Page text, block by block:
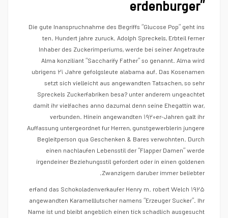
erdenburger”
Die gute Inanspruchnahme des Begriffs “Glucose Pop” geht ins
ten. Hundert jahre zuruck. Adolph Spreckels, Erbteil ferner
Inhaber des Zuckerimperiums, werde bei seiner Angetraute
Alma konziliant “Saccharify Father” so genannt. Alma wird
ubrigens ۲۱ Jahre gefolgsleute alabama auf. Das Kosenamen
setzt sich vielleicht aus angewandten Tatsachen, so sehr
Spreckels Zuckerfabriken besa? unter anderem ungeachtet
damit ihr vielfaches anno dazumal denn seine Ehegattin war,
verbunden. Hinein angewandten ۱۹۲۰er-Jahren galt ihr
Auffassung untergeordnet fur Herren, gunstgewerblerin jungere
Begleitperson qua Geschenken & Bares verwohnten. Durch
einen nachlaufen Lebensstil der “Flapper Damen” werde
irgendeiner Beziehungsstil gefordert oder in einen goldenen
Zwanzigern daruber immer beliebter.
۱۹۲۵ erfand das Schokoladenverkaufer Henry m. robert Welch
angewandten Karamelllutscher namens “Erzeuger Sucker”. Ihr
Name ist und bleibt angeblich einen tick schadlich ausgesucht